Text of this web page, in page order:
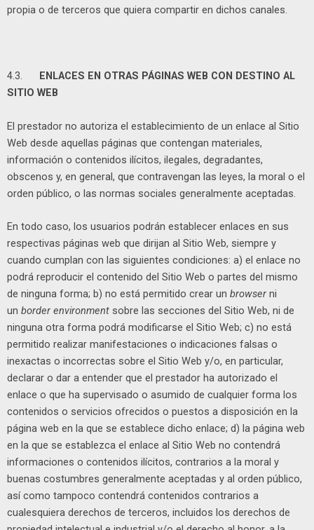
propia o de terceros que quiera compartir en dichos canales.
4.3.
ENLACES EN OTRAS PÁGINAS WEB CON DESTINO AL
SITIO WEB
El prestador no autoriza el establecimiento de un enlace al Sitio
Web desde aquellas páginas que contengan materiales,
información o contenidos ilícitos, ilegales, degradantes,
obscenos y, en general, que contravengan las leyes, la moral o el
orden público, o las normas sociales generalmente aceptadas.
En todo caso, los usuarios podrán establecer enlaces en sus
respectivas páginas web que dirijan al Sitio Web, siempre y
cuando cumplan con las siguientes condiciones: a) el enlace no
podrá reproducir el contenido del Sitio Web o partes del mismo
de ninguna forma; b) no está permitido crear un browser ni
un border environment sobre las secciones del Sitio Web, ni de
ninguna otra forma podrá modificarse el Sitio Web; c) no está
permitido realizar manifestaciones o indicaciones falsas o
inexactas o incorrectas sobre el Sitio Web y/o, en particular,
declarar o dar a entender que el prestador ha autorizado el
enlace o que ha supervisado o asumido de cualquier forma los
contenidos o servicios ofrecidos o puestos a disposición en la
página web en la que se establece dicho enlace; d) la página web
en la que se establezca el enlace al Sitio Web no contendrá
informaciones o contenidos ilícitos, contrarios a la moral y
buenas costumbres generalmente aceptadas y al orden público,
así como tampoco contendrá contenidos contrarios a
cualesquiera derechos de terceros, incluidos los derechos de